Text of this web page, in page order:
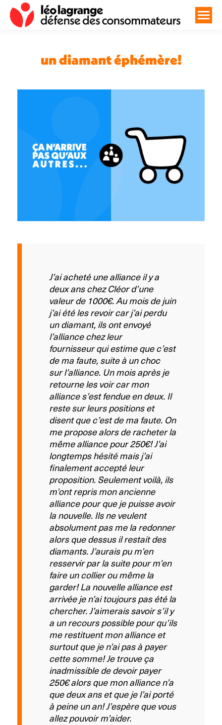
un diamant éphémère!
J’ai acheté une alliance il y a
deux ans chez Cléor d’une
valeur de 1000€. Au mois de juin
j’ai été les revoir car j’ai perdu
un diamant, ils ont envoyé
l’alliance chez leur
fournisseur qui estime que c’est
de ma faute, suite à un choc
sur l’alliance. Un mois après je
retourne les voir car mon
alliance s’est fendue en deux. Il
reste sur leurs positions et
disent que c’est de ma faute. On
me propose alors de racheter la
même alliance pour 250€! J’ai
longtemps hésité mais j’ai
finalement accepté leur
proposition. Seulement voilà, ils
m’ont repris mon ancienne
alliance pour que je puisse avoir
la nouvelle. Ils ne veulent
absolument pas me la redonner
alors que dessus il restait des
diamants. J’aurais pu m’en
resservir par la suite pour m’en
faire un collier ou même la
garder! La nouvelle alliance est
arrivée je n’ai toujours pas été la
chercher. J’aimerais savoir s’il y
a un recours possible pour qu’ils
me restituent mon alliance et
surtout que je n’ai pas à payer
cette somme! Je trouve ça
inadmissible de devoir payer
250€ alors que mon alliance n’a
que deux ans et que je l’ai porté
à peine un an! J’espère que vous
allez pouvoir m’aider.